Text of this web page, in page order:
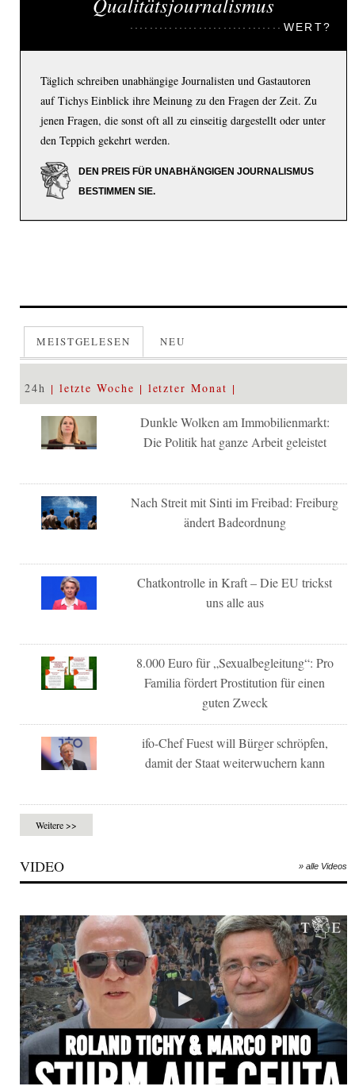
WERT?
Täglich schreiben unabhängige Journalisten und Gastautoren
auf Tichys Einblick ihre Meinung zu den Fragen der Zeit. Zu
jenen Fragen, die sonst oft all zu einseitig dargestellt oder unter
den Teppich gekehrt werden.
DEN PREIS FÜR UNABHÄNGIGEN JOURNALISMUS
BESTIMMEN SIE.
MEISTGELESEN NEU
24h letzte Woche letzter Monat
Dunkle Wolken am Immobilienmarkt:
Die Politik hat ganze Arbeit geleistet
Nach Streit mit Sinti im Freibad: Freiburg
ändert Badeordnung
Chatkontrolle in Kraft – Die EU trickst
uns alle aus
8.000 Euro für „Sexualbegleitung“: Pro
Familia fördert Prostitution für einen
guten Zweck
ifo-Chef Fuest will Bürger schröpfen,
damit der Staat weiterwuchern kann
Weitere >>
VIDEO » alle Videos